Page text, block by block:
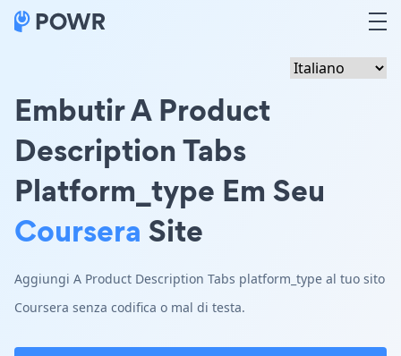
Embutir A Product
Description Tabs
Platform_type Em Seu
Coursera Site
Aggiungi A Product Description Tabs platform_type al tuo sito
Coursera senza codifica o mal di testa.